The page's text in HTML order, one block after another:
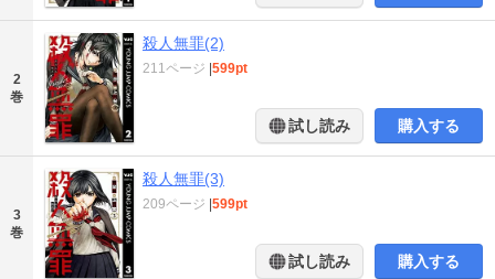
2
巻
殺人無罪(2)
211ページ |599pt
試し読み 購入する
3
巻
殺人無罪(3)
209ページ |599pt
試し読み 購入する